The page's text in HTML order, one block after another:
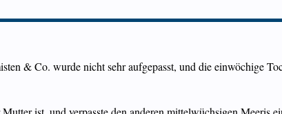
& Co. wurde nicht sehr aufgepasst, und die einwöchige